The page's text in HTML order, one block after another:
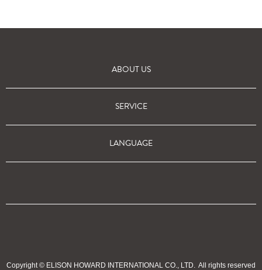
ABOUT US
SERVICE
LANGUAGE
Copyright © ELISON HOWARD INTERNATIONAL CO., LTD. All rights reserved